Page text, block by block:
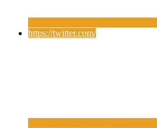
https://twitter.com/